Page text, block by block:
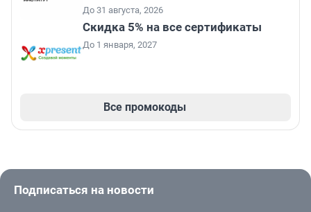
До 31 августа, 2026
Скидка 5% на все сертификаты
До 1 января, 2027
Все промокоды
Подписаться на новости